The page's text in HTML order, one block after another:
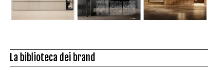
La biblioteca dei brand